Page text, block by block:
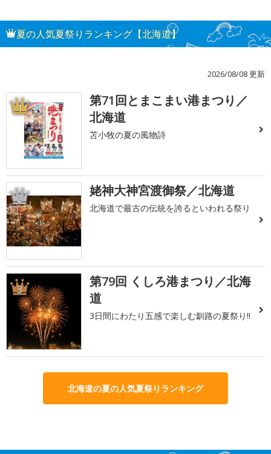
夏の人気夏祭りランキング【北海道】
2026/08/08 更新
1
第71回とまこまい港まつり／
北海道
苫小牧の夏の風物詩
2 姥神大神宮渡御祭／北海道
北海道で最古の伝統を誇るといわれる祭り
3
第79回 くしろ港まつり／北海
道
3日間にわたり五感で楽しむ釧路の夏祭り!!
北海道の夏の人気夏祭りランキング